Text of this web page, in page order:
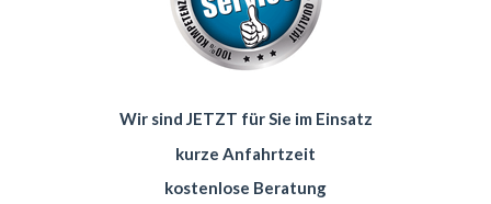
Wir sind JETZT für Sie im Einsatz
kurze Anfahrtzeit
kostenlose Beratung